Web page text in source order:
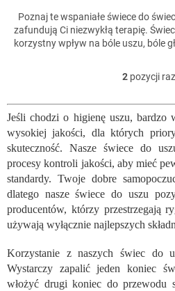
Poznaj te wspaniałe świece do
zafundują Ci niezwykłą terapię.
korzystny wpływ na bóle uszu, bóle
K
n
t
r
o
l
k
i
l
i
s
y
2 pozycji
Jeśli chodzi o higienę uszu, bardzo
wysokiej jakości, dla których
skuteczność. Nasze świece do
procesy kontroli jakości, aby mieć
standardy. Twoje dobre
dlatego nasze świece do uszu
producentów, którzy przestrzegają
używają wyłącznie najlepszych
Korzystanie z naszych świec do
Wystarczy zapalić jeden koniec
włożyć drugi koniec do przewodu